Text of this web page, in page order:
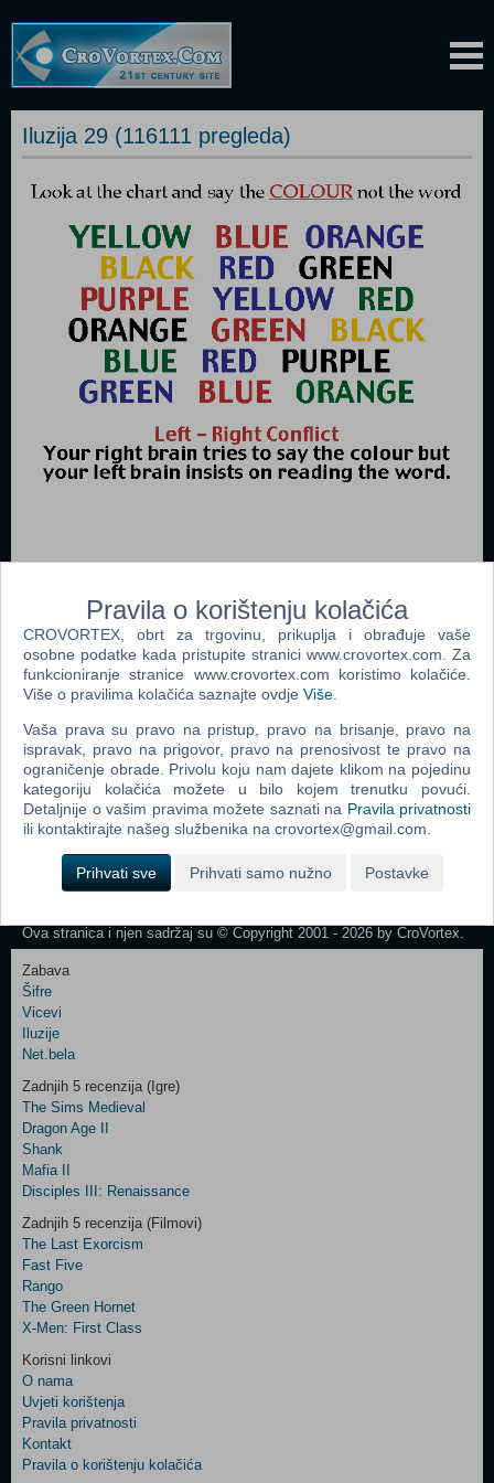
Iluzija 29 (116111 pregleda)
Webshop newsletter
Ime i prezime
Vaš email
Control
Field
Control
Field
Two
Newsletter
Control
Field
Three
Newsletter
Prijavi me
Ova stranica i njen sadržaj su © Copyright 2001 - 2026 by CroVortex.
Zabava
Šifre
Vicevi
Iluzije
Net.bela
Zadnjih 5 recenzija (Igre)
The Sims Medieval
Dragon Age II
Shank
Mafia II
Disciples III: Renaissance
Zadnjih 5 recenzija (Filmovi)
The Last Exorcism
Fast Five
Rango
The Green Hornet
X-Men: First Class
Korisni linkovi
O nama
Uvjeti korištenja
Pravila privatnosti
Kontakt
Pravila o korištenju kolačića
Pravila o korištenju kolačića
CROVORTEX, obrt za trgovinu, prikuplja i obrađuje vaše
osobne podatke kada pristupite stranici www.crovortex.com. Za
funkcioniranje stranice www.crovortex.com koristimo kolačiće.
Više o pravilima kolačića saznajte ovdje Više
Vaša prava su pravo na pristup, pravo na brisanje, pravo na
ispravak, pravo na prigovor, pravo na prenosivost te pravo na
ograničenje obrade. Privolu koju nam dajete klikom na pojedinu
kategoriju kolačića možete u bilo kojem trenutku povući.
Detaljnije o vašim pravima možete saznati na Pravila privatnosti
ili kontaktirajte našeg službenika na crovortex@gmail.com.
Prihvati sve Prihvati samo nužno Postavke